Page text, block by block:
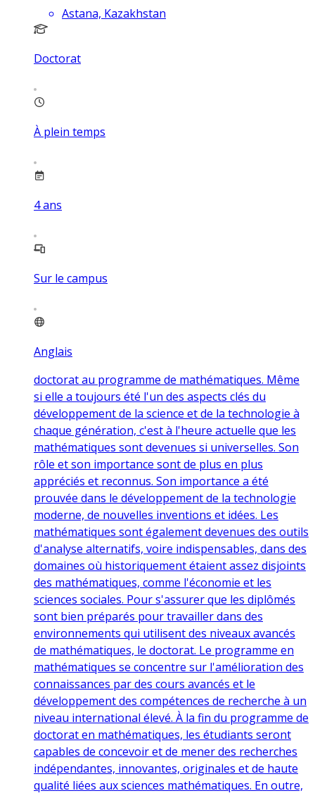
Astana, Kazakhstan
Doctorat
À plein temps
4ans
Sur le campus
Anglais
doctorat au programme de mathématiques. Même
si elle a toujours été l'un des aspects clés du
développement de la science et de la technologie à
chaque génération, c'est à l'heure actuelle que les
mathématiques sont devenues si universelles. Son
rôle et son importance sont de plus en plus
appréciés et reconnus. Son importance a été
prouvée dans le développement de la technologie
moderne, de nouvelles inventions et idées. Les
mathématiques sont également devenues des outils
d'analyse alternatifs, voire indispensables, dans des
domaines où historiquement étaient assez disjoints
des mathématiques, comme l'économie et les
sciences sociales. Pour s'assurer que les diplômés
sont bien préparés pour travailler dans des
environnements qui utilisent des niveaux avancés
de mathématiques, le doctorat. Le programme en
mathématiques se concentre sur l'amélioration des
connaissances par des cours avancés et le
développement des compétences de recherche à un
niveau international élevé. À la fin du programme de
doctorat en mathématiques, les étudiants seront
capables de concevoir et de mener des recherches
indépendantes, innovantes, originales et de haute
qualité liées aux sciences mathématiques. En outre,